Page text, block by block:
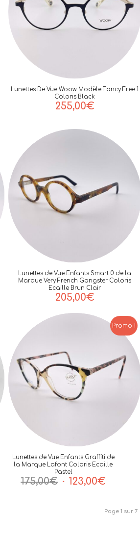
Lunettes De Vue Woow Modèle Fancy Free 1
Coloris Black
255,00€
Lunettes de Vue Enfants Smart 0 de la
Marque Very French Gangster Coloris
Ecaille Brun Clair
205,00€
Promo !
Lunettes de Vue Enfants Graffiti de
la Marque Lafont Coloris Ecaille
Pastel
175,00€ Le123,00€
est :
Page 1 sur 7